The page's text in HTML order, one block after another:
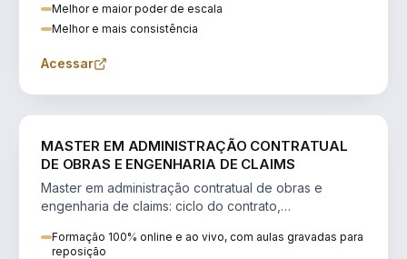
Melhor e maior poder de escala
Melhor e mais consistência
Acessar
MASTER EM ADMINISTRAÇÃO CONTRATUAL
DE OBRAS E ENGENHARIA DE CLAIMS
Master em administração contratual de obras e
engenharia de claims: ciclo do contrato,
Formação 100% online e ao vivo, com aulas gravadas para
reposição